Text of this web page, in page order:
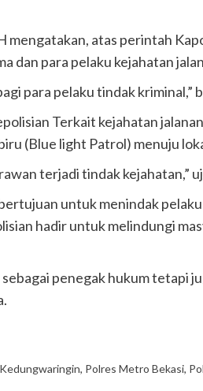
atas perintah
dan para pelaku kejahatan
para pelaku tindak kriminal,”
Terkait kejahatan
(Blue light Patrol) menuju
terjadi tindak kejahatan,”
untuk menindak
hadir untuk melindungi
penegak hukum tetapi
, Polres Metro Bekasi,